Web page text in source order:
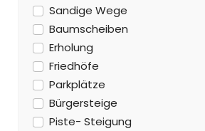
Sandige Wege
Baumscheiben
Erholung
Friedhöfe
Parkplätze
Bürgersteige
Piste- Steigung